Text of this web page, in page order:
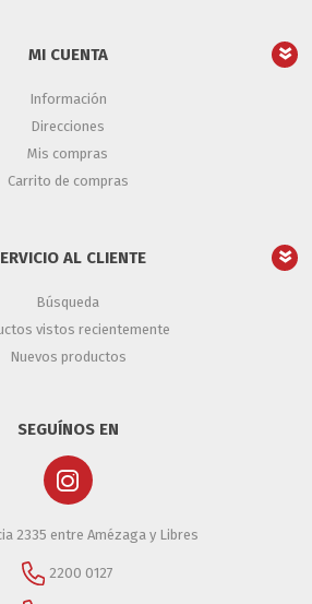
MI CUENTA
Información
Direcciones
Mis compras
Carrito de compras
AL CLIENTE
Búsqueda
vistos recientemente
Nuevos productos
SEGUÍNOS EN
2335 entre Amézaga y Libres
2200 0127